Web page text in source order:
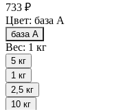
733 ₽
Цвет: база А
база А
Вес: 1 кг
5 кг
1 кг
2,5 кг
10 кг